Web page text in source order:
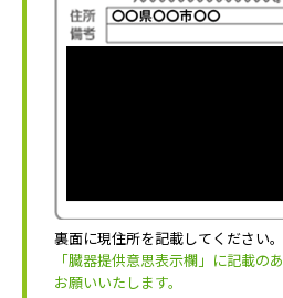
裏面に現住所を記載してください。
「臓器提供意思表示欄」に記載の
お願いいたします。